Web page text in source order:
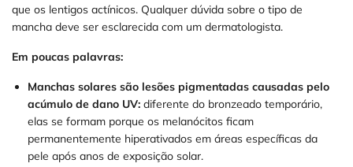
que os lentigos actínicos. Qualquer dúvida sobre o tipo de
mancha deve ser esclarecida com um dermatologista.
Em poucas palavras:
Manchas solares são lesões pigmentadas causadas pelo
acúmulo de dano UV: diferente do bronzeado temporário,
elas se formam porque os melanócitos ficam
permanentemente hiperativados em áreas específicas da
pele após anos de exposição solar.